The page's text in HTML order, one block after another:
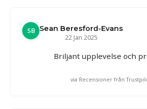
SB Sean Beresford-Evans
22 Jan 2025
Briljant upplevelse och
via Recensioner från